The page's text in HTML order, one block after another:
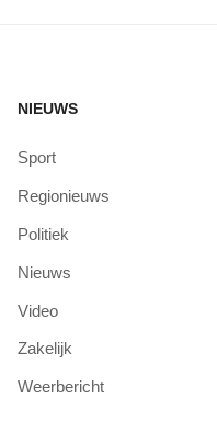
NIEUWS
Sport
Regionieuws
Politiek
Nieuws
Video
Zakelijk
Weerbericht